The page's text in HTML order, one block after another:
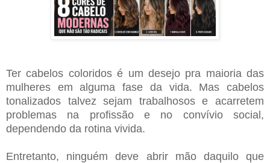
Ter cabelos coloridos é um desejo pra maioria das
mulheres em alguma fase da vida. Mas cabelos
tonalizados talvez sejam trabalhosos e acarretem
problemas na profissão e no convívio social,
dependendo da rotina vivida.
Entretanto, ninguém deve abrir mão daquilo que